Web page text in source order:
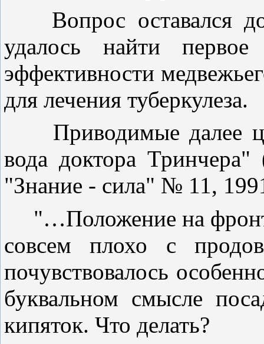
Вопрос оставался
удалось найти первое
эффективности
для лечения туберкулеза.
Приводимые далее
вода доктора
"Знание - сила" № 11,
"…Положение на
совсем плохо с
почувствовалось
буквальном смысле
кипяток. Что делать?